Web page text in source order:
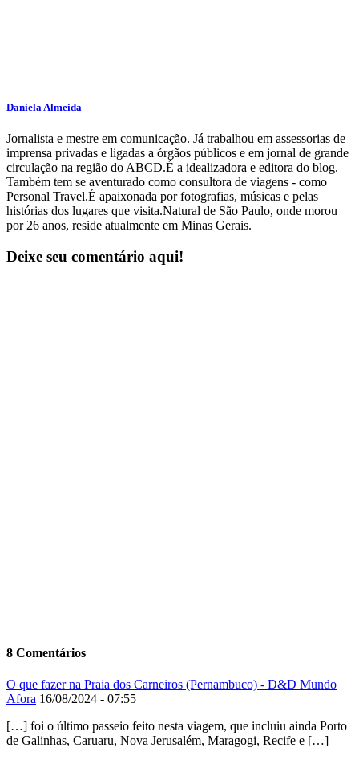
Daniela Almeida
Jornalista e mestre em comunicação. Já trabalhou em assessorias de
imprensa privadas e ligadas a órgãos públicos e em jornal de grande
circulação na região do ABCD.É a idealizadora e editora do blog.
Também tem se aventurado como consultora de viagens - como
Personal Travel.É apaixonada por fotografias, músicas e pelas
histórias dos lugares que visita.Natural de São Paulo, onde morou
por 26 anos, reside atualmente em Minas Gerais.
Deixe seu comentário aqui!
8 Comentários
O que fazer na Praia dos Carneiros (Pernambuco) - D&D Mundo
Afora 16/08/2024 - 07:55
[…] foi o último passeio feito nesta viagem, que incluiu ainda Porto
de Galinhas, Caruaru, Nova Jerusalém, Maragogi, Recife e […]